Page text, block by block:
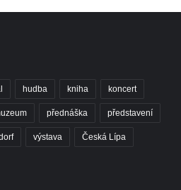
hudba kniha koncert
přednáška představení
výstava Česká Lípa